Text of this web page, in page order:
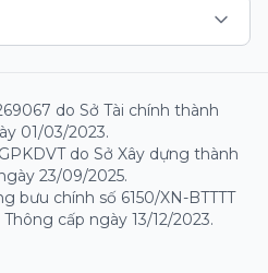
do Sở Tài chính thành
01/03/2023.
do Sở Xây dựng thành
23/09/2025.
bưu chính số 6150/XN-BTTTT
cấp ngày 13/12/2023.